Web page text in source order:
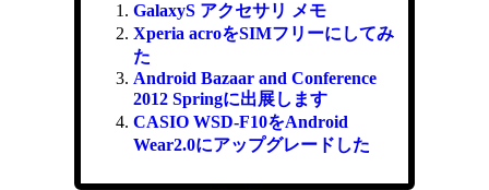
GalaxyS アクセサリ メモ
Xperia acroをSIMフリーにしてみ
た
Android Bazaar and Conference
2012 Springに出展します
CASIO WSD-F10をAndroid
Wear2.0にアップグレードした